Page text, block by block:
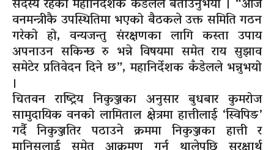
सदस्य रहेको महानिर्देशक कँडेलले बताउनुभयो । “आज
वनमन्त्रीकै उपस्थितिमा भएको बैठकले उक्त समिति गठन
गरेको हो, वन्यजन्तु संरक्षणका लागि कस्ता उपाय
अपनाउन सकिन्छ रु भन्ने विषयमा समेत राय सुझाव
समेटेर प्रतिवेदन दिने छ”, महानिर्देशक कँडेलले भन्नुभयो
।
चितवन राष्ट्रिय निकुञ्जका अनुसार बुधबार कुमरोज
सामुदायिक वनको लामिताल क्षेत्रमा हात्तीलाई ‘स्विपिङ’
गर्दै निकुञ्जतिर पठाउने क्रममा निकुञ्जका हात्ती र